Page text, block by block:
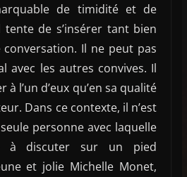
de timidité et de
tente de s’insérer tant bien
Il ne peut pas
avec les autres convives. Il
l’un d’eux qu’en sa qualité
Dans ce contexte, il n’est
personne avec laquelle
à discuter sur un pied
et jolie Michelle Monet,